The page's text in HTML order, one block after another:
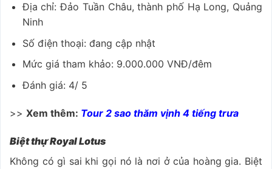
Địa chỉ: Đảo Tuần Châu, thành phố Hạ Long, Quảng
Ninh
Số điện thoại: đang cập nhật
Mức giá tham khảo: 9.000.000 VNĐ/đêm
Đánh giá: 4/ 5
>> Xem thêm: Tour 2 sao thăm vịnh 4 tiếng trưa
Biệt thự Royal Lotus
Không có gì sai khi gọi nó là nơi ở của hoàng gia. Biệt